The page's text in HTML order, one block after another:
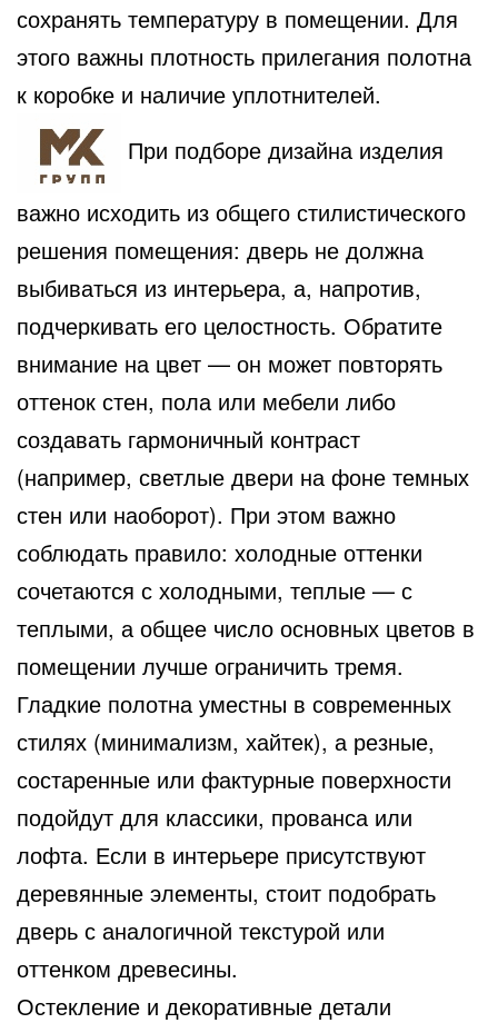
сохранять температуру в помещении. Для
этого важны плотность прилегания полотна
к коробке и наличие уплотнителей.
При подборе дизайна изделия
важно исходить из общего стилистического
решения помещения: дверь не должна
выбиваться из интерьера, а, напротив,
подчеркивать его целостность. Обратите
внимание на цвет — он может повторять
оттенок стен, пола или мебели либо
создавать гармоничный контраст
(например, светлые двери на фоне темных
стен или наоборот). При этом важно
соблюдать правило: холодные оттенки
сочетаются с холодными, теплые — с
теплыми, а общее число основных цветов в
помещении лучше ограничить тремя.
Гладкие полотна уместны в современных
стилях (минимализм, хайтек), а резные,
состаренные или фактурные поверхности
подойдут для классики, прованса или
лофта. Если в интерьере присутствуют
деревянные элементы, стоит подобрать
дверь с аналогичной текстурой или
оттенком древесины.
Остекление и декоративные детали